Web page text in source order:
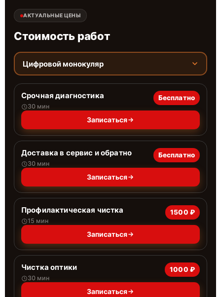
АКТУАЛЬНЫЕ ЦЕНЫ
Стоимость работ
Цифровой монокуляр
Срочная диагностика
30 мин
Бесплатно
Записаться
Доставка в сервис и обратно
30 мин
Бесплатно
Записаться
Профилактическая чистка
15 мин
1500 ₽
Записаться
Чистка оптики
30 мин
1000 ₽
Записаться